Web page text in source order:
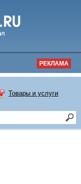
РЕКЛАМА
Товары и услуги